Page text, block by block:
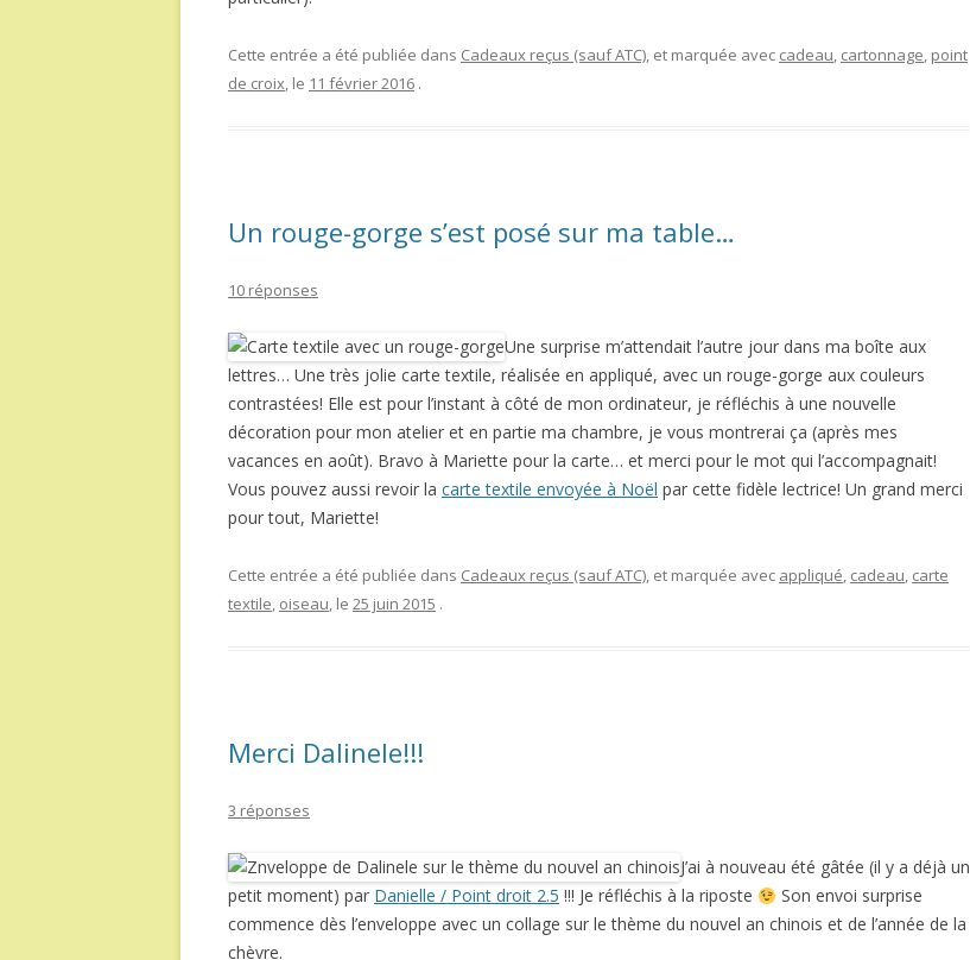
Cette entrée a été publiée dans Cadeaux reçus (sauf ATC), et marquée avec cadeau, cartonnage, point
de croix, le 11 février 2016 .
Un rouge-gorge s’est posé sur ma table…
10 réponses
Une surprise m’attendait l’autre jour dans ma boîte aux
lettres… Une très jolie carte textile, réalisée en appliqué, avec un rouge-gorge aux couleurs
contrastées! Elle est pour l’instant à côté de mon ordinateur, je réfléchis à une nouvelle
décoration pour mon atelier et en partie ma chambre, je vous montrerai ça (après mes
vacances en août). Bravo à Mariette pour la carte… et merci pour le mot qui l’accompagnait!
Vous pouvez aussi revoir la carte textile envoyée à Noël par cette fidèle lectrice! Un grand merci
pour tout, Mariette!
Cette entrée a été publiée dans Cadeaux reçus (sauf ATC), et marquée avec appliqué, cadeau, carte
textile, oiseau, le 25 juin 2015 .
Merci Dalinele!!!
3 réponses
J’ai à nouveau été gâtée (il y a déjà un
petit moment) par Danielle / Point droit 2.5 !!! Je réfléchis à la riposte
Son envoi surprise
commence dès l’enveloppe avec un collage sur le thème du nouvel an chinois et de l’année de la
chèvre.